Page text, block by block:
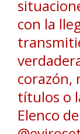
con la
corazón,
títulos o
Elenco